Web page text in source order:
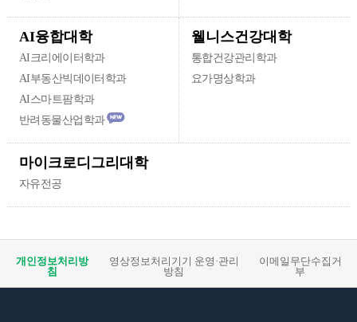
AI융합대학
AI크리에이터학과
AI부동산빅데이터학과
AI스마트팜학과
반려동물산업학과
웰니스건강대학
통합건강관리학과
요가명상학과
마이크로디그리대학
자유전공
개인정보처리방
침
영상정보처리기기 운영·관리
방침
이메일무단수집거
부